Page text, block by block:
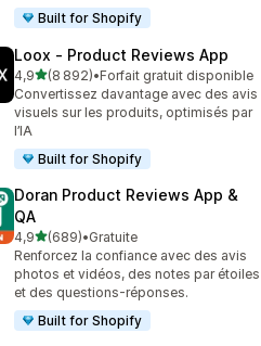
Built for Shopify
Loox ‑ Product Reviews App
4,9étoile(s) sur 5
(8 892)
8892 avis au total
•Forfait gratuit disponible
Convertissez davantage avec des avis
visuels sur les produits, optimisés par
l’IA
Built for Shopify
Doran Product Reviews App &
QA
4,9étoile(s) sur 5
(689)
689 avis au total
•Gratuite
Renforcez la confiance avec des avis
photos et vidéos, des notes par étoiles
et des questions-réponses.
Built for Shopify